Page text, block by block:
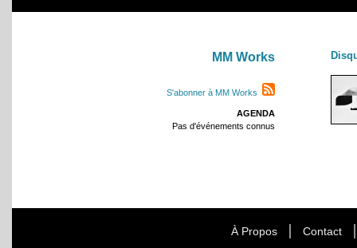
MM Works
S'abonner à MM Works
AGENDA
Pas d'événements connus
À Propos Contact